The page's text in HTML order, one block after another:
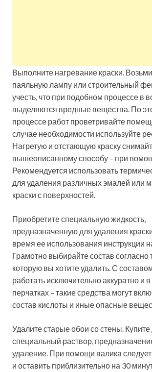
Выполните нагревание краски.
паяльную лампу или строительный
учесть, что при подобном процессе в
выделяются вредные вещества. По
процессе работ проветривайте
случае необходимости используйте
Нагретую и отстающую краску
вышеописанному способу – при
Рекомендуется использовать
для удаления различных эмалей или
краски с поверхностей.
Приобретите специальную жидкость,
предназначенную для удаления
время ее использования инструкции
Грамотно выбирайте состав согласно
которую вы хотите удалить. С
работать исключительно аккуратно и
перчатках – такие средства могут
состав кислоты и иные опасные
Удалите старые обои со стены. Купите
специальный раствор,
удаление. При помощи валика
и оставить приблизительно на 30